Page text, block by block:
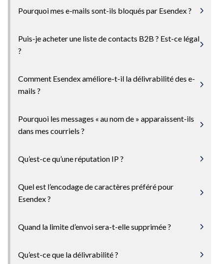
Pourquoi mes e-mails sont-ils bloqués par Esendex ?
Puis-je acheter une liste de contacts B2B ? Est-ce légal
?
Comment Esendex améliore-t-il la délivrabilité des e-
mails ?
Pourquoi les messages « au nom de » apparaissent-ils
dans mes courriels ?
Qu’est-ce qu’une réputation IP ?
Quel est l’encodage de caractères préféré pour
Esendex ?
Quand la limite d’envoi sera-t-elle supprimée ?
Qu’est-ce que la délivrabilité ?